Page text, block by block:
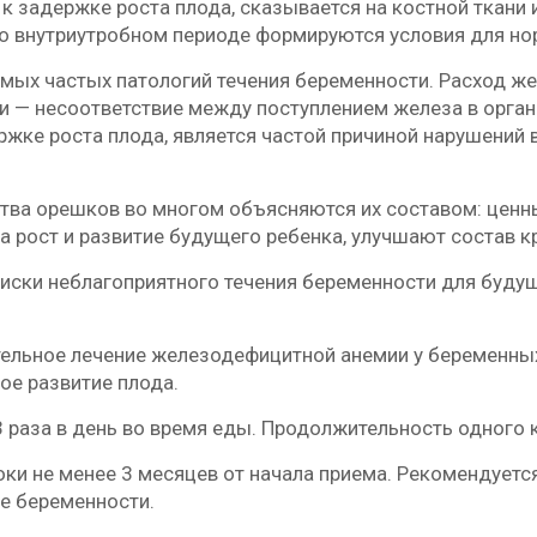
задержке роста плода, сказывается на костной
внутриутробном периоде формируются условия для
частых патологий течения беременности. Расход
несоответствие между поступлением железа в
роста плода, является частой причиной
орешков во многом объясняются их составом:
и развитие будущего ребенка, улучшают состав
неблагоприятного течения беременности для
лечение железодефицитной анемии у
развитие плода.
раза в день во время еды. Продолжительность одного
не менее 3 месяцев от начала приема.
беременности.